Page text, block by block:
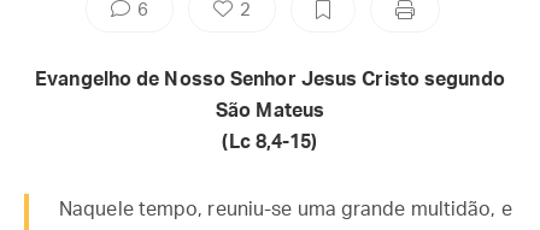
6 2
Evangelho de Nosso Senhor Jesus Cristo segundo
São Mateus
(Lc 8,4-15)
Naquele tempo, reuniu-se uma grande multidão, e